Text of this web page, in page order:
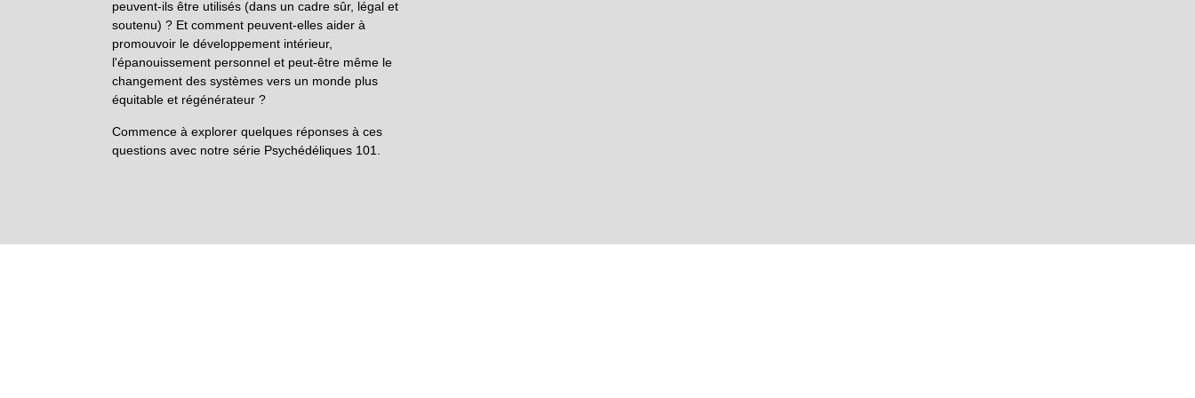
peuvent-ils être utilisés (dans un cadre sûr, légal et
soutenu) ? Et comment peuvent-elles aider à
promouvoir le développement intérieur,
l'épanouissement personnel et peut-être même le
changement des systèmes vers un monde plus
équitable et régénérateur ?
Commence à explorer quelques réponses à ces
questions avec notre série Psychédéliques 101.